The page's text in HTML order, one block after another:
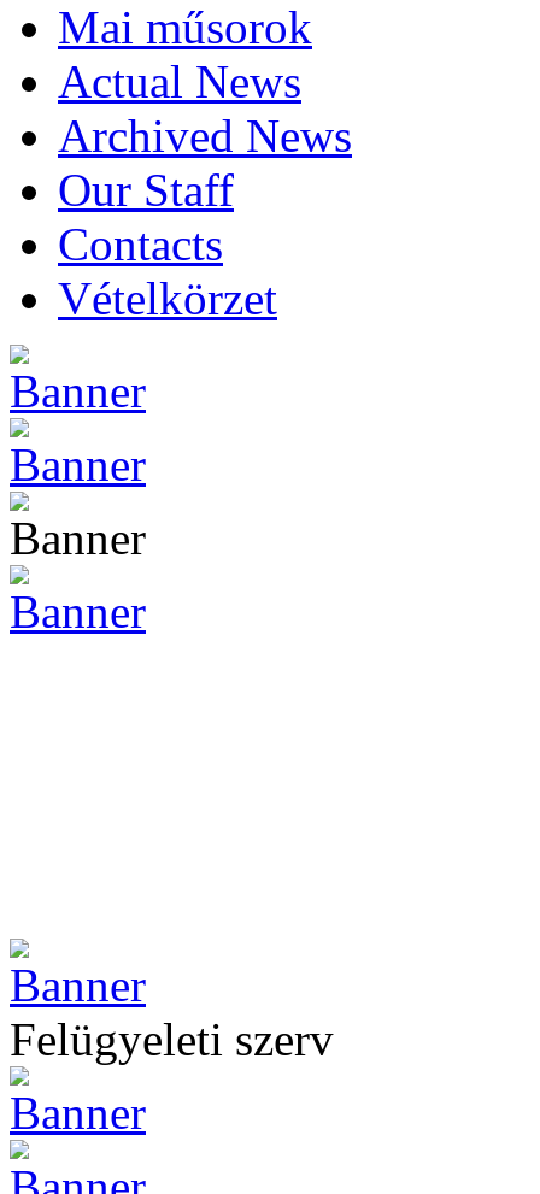
Mai műsorok
Actual News
Archived News
Our Staff
Contacts
Vételkörzet
Felügyeleti szerv